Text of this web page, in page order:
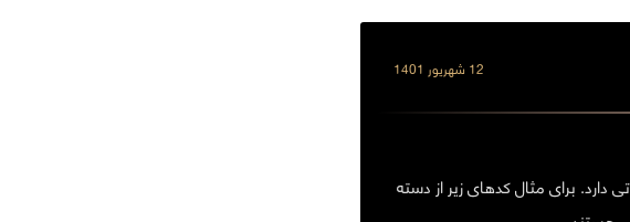
12 شهریور 1401
برای مثال کدهای زیر از دسته